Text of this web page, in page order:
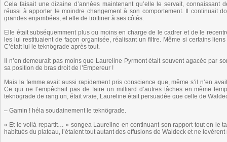
Cela faisait une dizaine d’années maintenant qu’elle le servait, connaissant
réussi à apporter le moindre changement à son comportement. Il continuait
grandes enjambées, et elle de trottiner à ses côtés.
Elle était subséquemment plus ou moins en charge de le cadrer et de le
les lui restituaient de façon organisée, réalisant un filtre. Même si certains
C’était lui le teknögrade après tout.
Il n’en demeurait pas moins que Laureline Pyrmont était souvent agacée par
sa position de bras droit de l’Empereur !
Mais la femme avait aussi rapidement pris conscience que, même s’il n’en
Ce qui ne l’empêchait pas de faire un milliard d’autres tâches en même
teknögrade de rang un, était vraie, Laureline était persuadée que celle de
– Gamin ! héla soudainement le teknögrade.
« Et le voilà repartit… » songea Laureline en continuant son rapport tout en le
habitués du plateau, l’étaient tout autant des effusions de Waldeck et ne